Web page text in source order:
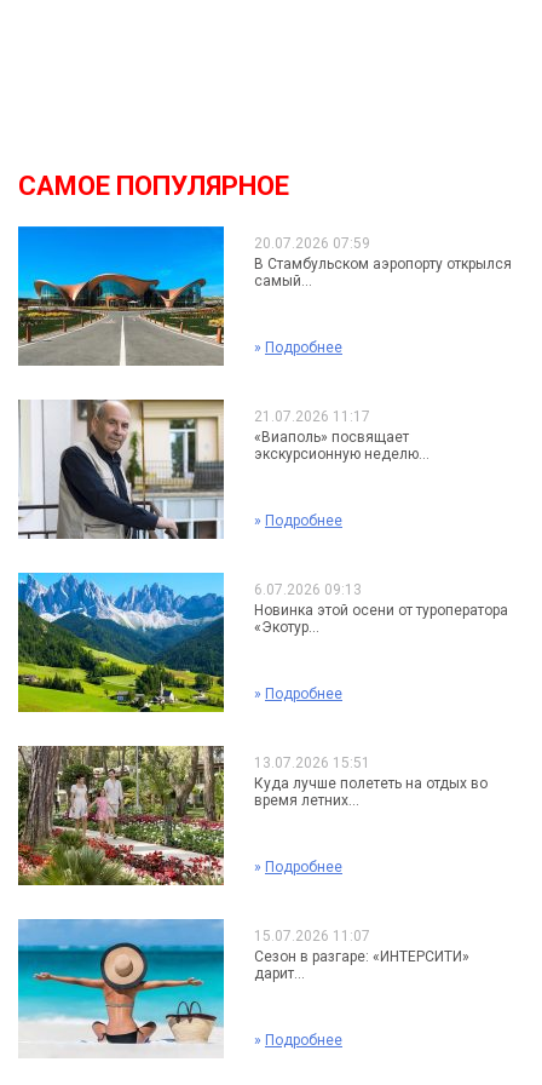
САМОЕ ПОПУЛЯРНОЕ
20.07.2026 07:59
В Стамбульском аэропорту открылся
самый...
» Подробнее
21.07.2026 11:17
«Виаполь» посвящает
экскурсионную неделю...
» Подробнее
6.07.2026 09:13
Новинка этой осени от туроператора
«Экотур...
» Подробнее
13.07.2026 15:51
Куда лучше полететь на отдых во
время летних...
» Подробнее
15.07.2026 11:07
Сезон в разгаре: «ИНТЕРСИТИ»
дарит...
» Подробнее